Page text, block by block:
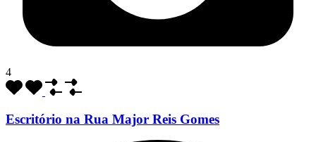
4
Escritório na Rua Major Reis Gomes